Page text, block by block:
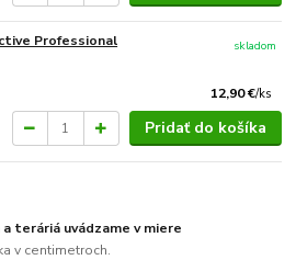
Professional
12,90 €/ks
skladom
Pridať do košíka
teráriá uvádzame v miere
v centimetroch.